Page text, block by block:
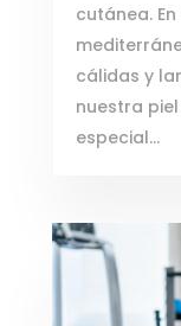
cutánea.
cálidas y
nuestra
especial...